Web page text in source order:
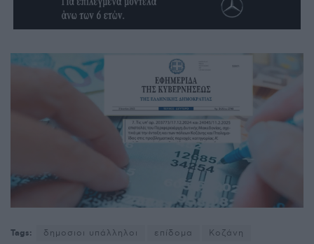
Tags: δημοσιοι υπάλληλοι επίδομα
Κοζάνη